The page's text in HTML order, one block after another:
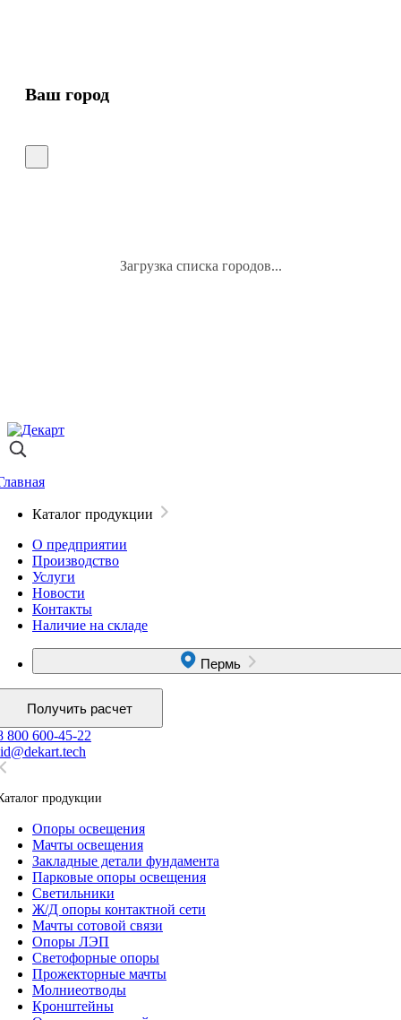
Ваш город
Загрузка списка городов...
Каталог продукции
О предприятии
Производство
Услуги
Новости
Контакты
Наличие на складе
Пермь
Получить расчет
800 600-45-22
продукции
Oпоры oсвeщения
Мачты освещения
Закладные детали фундамента
Парковые опоры освещения
Светильники
Ж/Д опоры контактной сети
Мачты сотовой связи
Опоры ЛЭП
Светофорные опоры
Прожекторные мачты
Молниеотводы
Кронштейны